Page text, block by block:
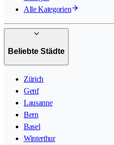
Alle Kategorien
Beliebte Städte
Zürich
Genf
Lausanne
Bern
Basel
Winterthur